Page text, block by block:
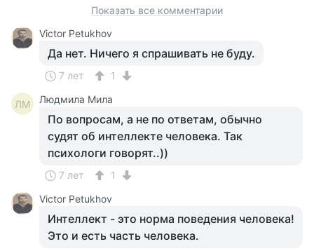
Показать все комментарии
Victor Petukhov
Да нет. Ничего я спрашивать не буду.
7 лет 1
ЛМ Людмила Мила
По вопросам, а не по ответам, обычно
судят об интеллекте человека. Так
психологи говорят..))
7 лет
1
Victor Petukhov
Интеллект - это норма поведения человека!
Это и есть часть человека.